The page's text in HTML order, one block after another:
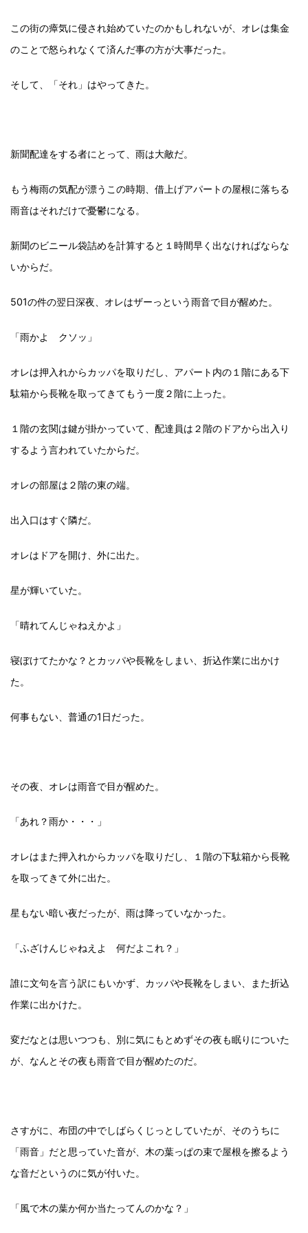
この街の瘴気に侵され始めていたのかもしれないが、オレは集金
のことで怒られなくて済んだ事の方が大事だった。
そして、「それ」はやってきた。
新聞配達をする者にとって、雨は大敵だ。
もう梅雨の気配が漂うこの時期、借上げアパートの屋根に落ちる
雨音はそれだけで憂鬱になる。
新聞のビニール袋詰めを計算すると１時間早く出なければならな
いからだ。
501の件の翌日深夜、オレはザーっという雨音で目が醒めた。
「雨かよ クソッ」
オレは押入れからカッパを取りだし、アパート内の１階にある下
駄箱から長靴を取ってきてもう一度２階に上った。
１階の玄関は鍵が掛かっていて、配達員は２階のドアから出入り
するよう言われていたからだ。
オレの部屋は２階の東の端。
出入口はすぐ隣だ。
オレはドアを開け、外に出た。
星が輝いていた。
「晴れてんじゃねえかよ」
寝ぼけてたかな？とカッパや長靴をしまい、折込作業に出かけ
た。
何事もない、普通の1日だった。
その夜、オレは雨音で目が醒めた。
「あれ？雨か・・・」
オレはまた押入れからカッパを取りだし、１階の下駄箱から長靴
を取ってきて外に出た。
星もない暗い夜だったが、雨は降っていなかった。
「ふざけんじゃねえよ 何だよこれ？」
誰に文句を言う訳にもいかず、カッパや長靴をしまい、また折込
作業に出かけた。
変だなとは思いつつも、別に気にもとめずその夜も眠りについた
が、なんとその夜も雨音で目が醒めたのだ。
さすがに、布団の中でしばらくじっとしていたが、そのうちに
「雨音」だと思っていた音が、木の葉っぱの束で屋根を擦るよう
な音だというのに気が付いた。
「風で木の葉か何か当たってんのかな？」